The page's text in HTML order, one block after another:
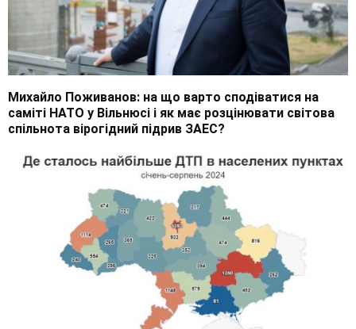
Михайло Поживанов: на що варто сподіватися на
саміті НАТО у Вільнюсі і як має розцінювати світова
спільнота вірогідний підрив ЗАЕС?